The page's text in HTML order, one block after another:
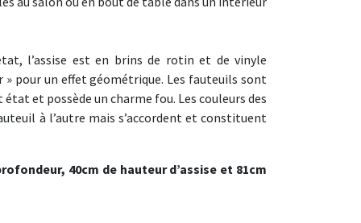
l’assise est en brins de rotin et de vinyle
» pour un effet géométrique. Les fauteuils sont
et possède un charme fou. Les couleurs des
à l’autre mais s’accordent et constituent
40cm de hauteur d’assise et 81cm